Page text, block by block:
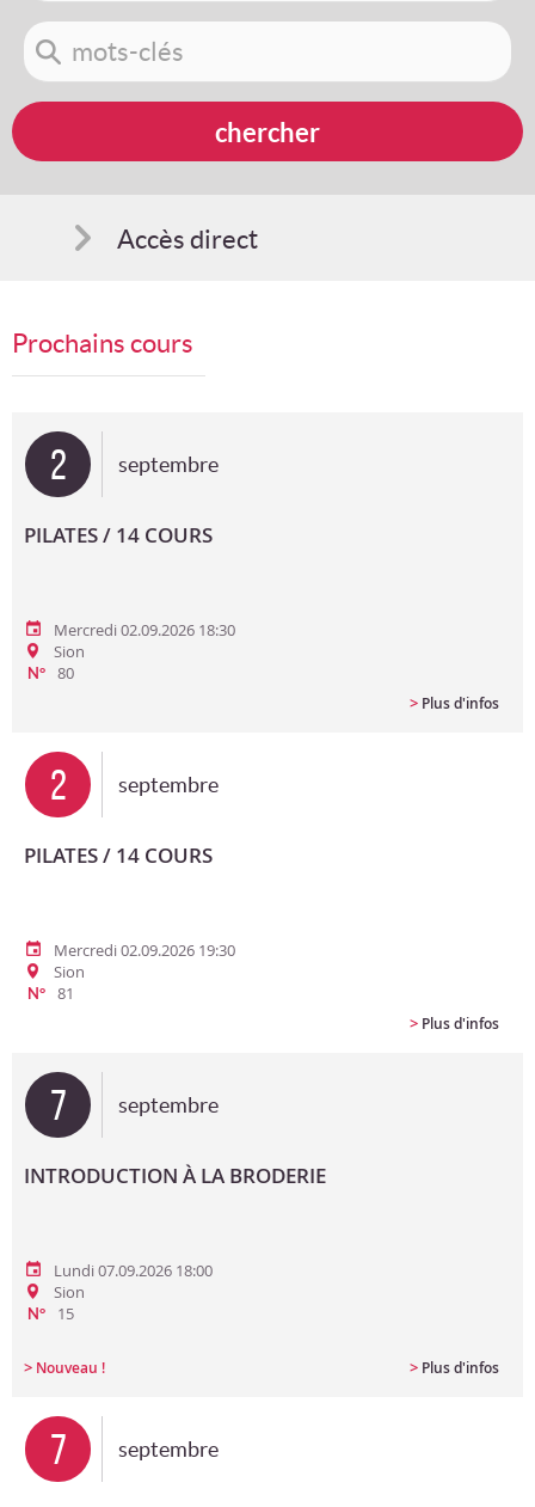
Accès direct
Suggestions
Programme en PDF
Prochains cours
2 septembre
PILATES / 14 COURS
Mercredi 02.09.2026 18:30
Sion
N°
80
> Plus d'infos
2 septembre
PILATES / 14 COURS
Mercredi 02.09.2026 19:30
Sion
N°
81
> Plus d'infos
7 septembre
INTRODUCTION À LA BRODERIE
Lundi 07.09.2026 18:00
Sion
N° 15
> Nouveau ! > Plus d'infos
7 septembre